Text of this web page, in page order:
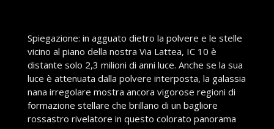
Spiegazione: in agguato dietro la polvere e le stelle
vicino al piano della nostra Via Lattea, IC 10 è
distante solo 2,3 milioni di anni luce. Anche se la sua
luce è attenuata dalla polvere interposta, la galassia
nana irregolare mostra ancora vigorose regioni di
formazione stellare che brillano di un bagliore
rossastro rivelatore in questo colorato panorama